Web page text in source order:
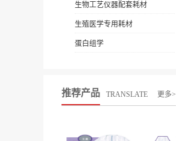
生物工艺仪器配套耗材
生殖医学专用耗材
蛋白组学
推荐产品 TRANSLATE 更多>